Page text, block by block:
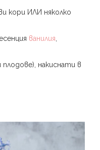
кори ИЛИ няколко
ванилия,
накиснати в